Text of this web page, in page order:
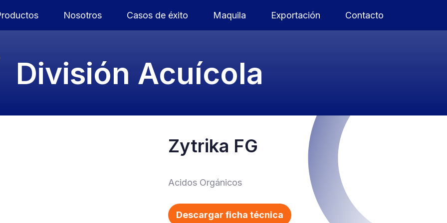
Nosotros Casos de éxito Maquila Exportación Contacto
División Acuícola
Zytrika FG
Acidos Orgánicos
Descargar ficha técnica